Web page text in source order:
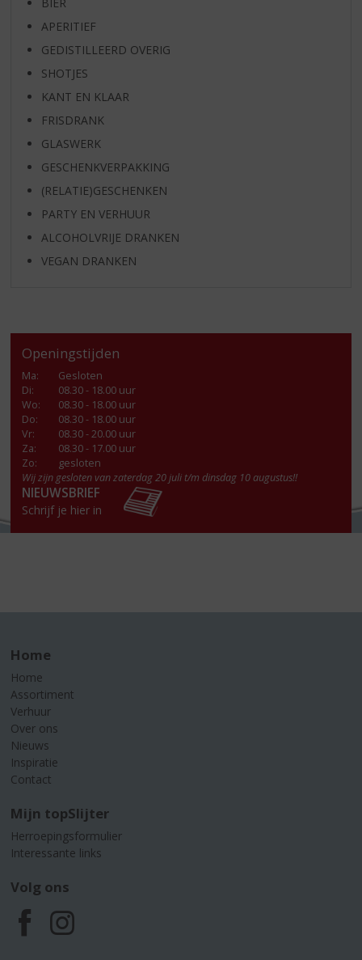
APERITIEF
GEDISTILLEERD OVERIG
SHOTJES
KANT EN KLAAR
FRISDRANK
GLASWERK
GESCHENKVERPAKKING
(RELATIE)GESCHENKEN
PARTY EN VERHUUR
ALCOHOLVRIJE DRANKEN
VEGAN DRANKEN
Openingstijden
Ma:
Gesloten
Di:
08.30 - 18.00 uur
Wo:
08.30 - 18.00 uur
Do:
08.30 - 18.00 uur
Vr:
08.30 - 20.00 uur
Za:
08.30 - 17.00 uur
Zo:
gesloten
Wij zijn gesloten van zaterdag 20 juli t/m dinsdag 10 augustus!!
NIEUWSBRIEF
Schrijf je hier in
Home
Home
Assortiment
Verhuur
Over ons
Nieuws
Inspiratie
Contact
Mijn topSlijter
Herroepingsformulier
Interessante links
Volg ons
F
I